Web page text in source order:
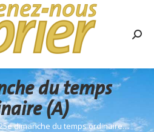
du temps
(A)
dimanche du temps ordinaire…